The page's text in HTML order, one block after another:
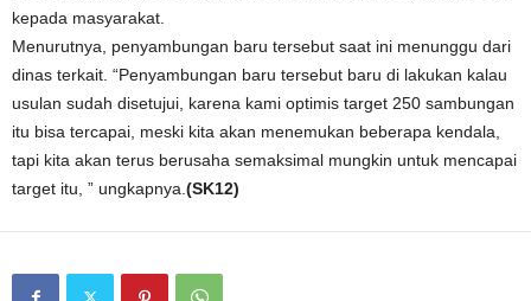
kepada masyarakat.
Menurutnya, penyambungan baru tersebut saat ini menunggu dari
dinas terkait. “Penyambungan baru tersebut baru di lakukan kalau
usulan sudah disetujui, karena kami optimis target 250 sambungan
itu bisa tercapai, meski kita akan menemukan beberapa kendala,
tapi kita akan terus berusaha semaksimal mungkin untuk mencapai
target itu, ” ungkapnya. (SK12)